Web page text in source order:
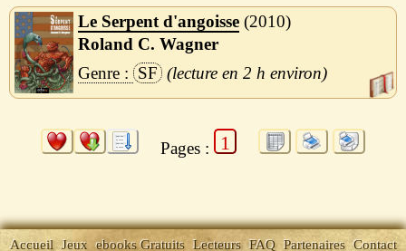
Le Serpent d'angoisse 2010
Roland C. Wagner
SF
2 h
Pages : 1
Accueil Jeux ebooks Gratuits Lecteurs FAQ Partenaires Contact